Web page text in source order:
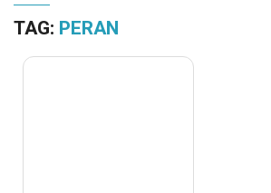
TAG: PERAN